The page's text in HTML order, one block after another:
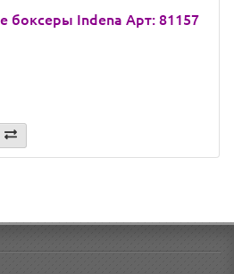
боксеры Indena Арт: 81157